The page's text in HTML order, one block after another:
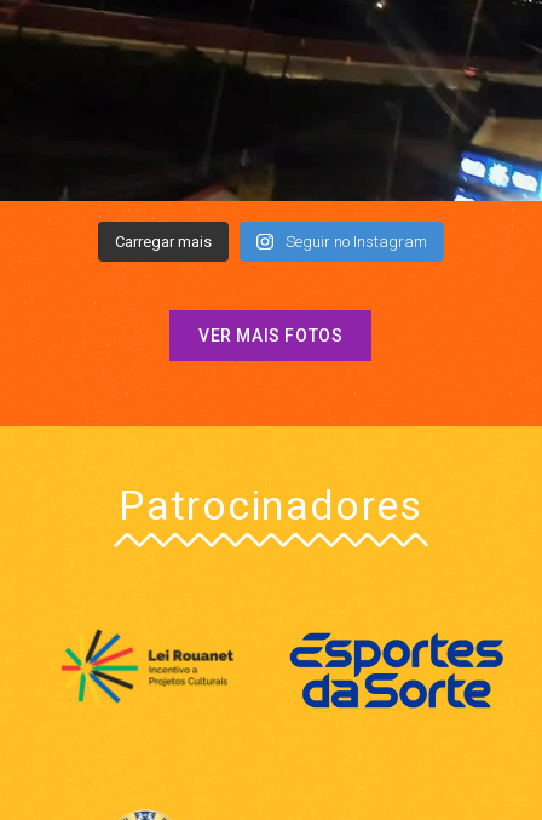
Carregar mais Seguir no Instagram
VER MAIS FOTOS
Patrocinadores